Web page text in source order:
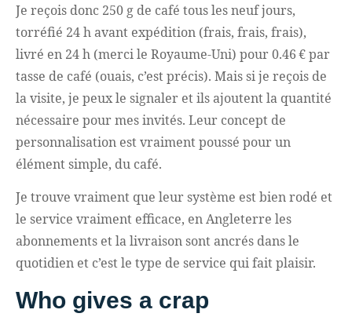
Je reçois donc 250 g de café tous les neuf jours,
torréfié 24 h avant expédition (frais, frais, frais),
livré en 24 h (merci le Royaume-Uni) pour 0.46 € par
tasse de café (ouais, c’est précis). Mais si je reçois de
la visite, je peux le signaler et ils ajoutent la quantité
nécessaire pour mes invités. Leur concept de
personnalisation est vraiment poussé pour un
élément simple, du café.
Je trouve vraiment que leur système est bien rodé et
le service vraiment efficace, en Angleterre les
abonnements et la livraison sont ancrés dans le
quotidien et c’est le type de service qui fait plaisir.
Who gives a crap